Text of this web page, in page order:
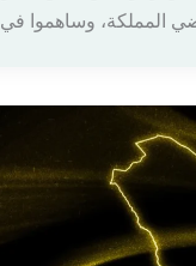
المملكة، وساهموا في